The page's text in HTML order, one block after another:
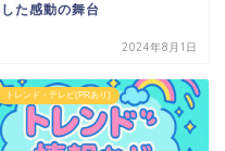
した感動の舞台
2024年8月1日
トレンド・テレビ(PRあり)